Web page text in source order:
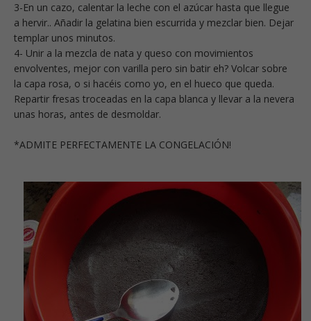
3-En un cazo, calentar la leche con el azúcar hasta que llegue
a hervir.. Añadir la gelatina bien escurrida y mezclar bien. Dejar
templar unos minutos.
4- Unir a la mezcla de nata y queso con movimientos
envolventes, mejor con varilla pero sin batir eh? Volcar sobre
la capa rosa, o si hacéis como yo, en el hueco que queda.
Repartir fresas troceadas en la capa blanca y llevar a la nevera
unas horas, antes de desmoldar.
*ADMITE PERFECTAMENTE LA CONGELACIÓN!